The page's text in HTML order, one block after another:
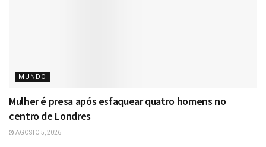
MUNDO
Mulher é presa após esfaquear quatro homens no
centro de Londres
AGOSTO 5, 2026